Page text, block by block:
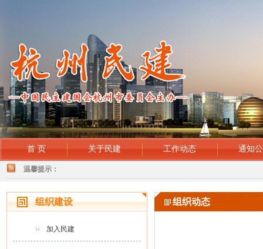
首 页 关于民建 工作动态 通知
温馨提示：
组织建设
加入民建
组织动态